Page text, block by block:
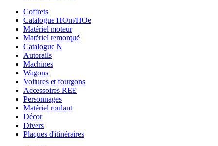
Coffrets
Catalogue HOm/HOe
Matériel moteur
Matériel remorqué
Catalogue N
Autorails
Machines
Wagons
Voitures et fourgons
Accessoires REE
Personnages
Matériel roulant
Décor
Divers
Plaques d'itinéraires